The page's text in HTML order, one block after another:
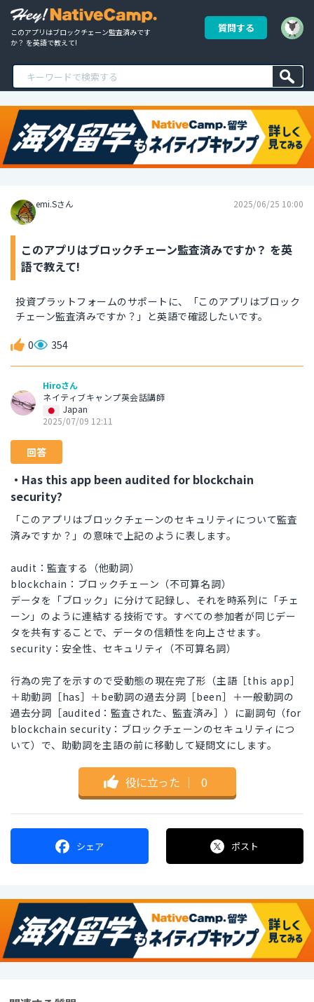
このアプリはブロックチェーン監査済みです
か？ を英語で教えて!
質問する
emi.Sさん 2025/06/25 10:00
このアプリはブロックチェーン監査済みですか？ を英
語で教えて!
投資プラットフォームのサポートに、「このアプリはブロック
チェーン監査済みですか？」と英語で確認したいです。
0 354
Hiroさん
ネイティブキャンプ英会話講師
Japan
2025/07/09 12:11
回答
・Has this app been audited for blockchain
security?
「このアプリはブロックチェーンのセキュリティについて監査
済みですか？」の意味で上記のように表します。
audit：監査する（他動詞）
blockchain：ブロックチェーン（不可算名詞）
データを「ブロック」に分けて記録し、それを時系列に「チェ
ーン」のように連結する技術です。すべての参加者が同じデー
タを共有することで、データの信頼性を向上させます。
security：安全性、セキュリティ（不可算名詞）
行為の完了を示すので受動態の現在完了形（主語［this app］
＋助動詞［has］＋be動詞の過去分詞［been］＋一般動詞の
過去分詞［audited：監査された、監査済み］）に副詞句（for
blockchain security：ブロックチェーンのセキュリティにつ
いて）で、助動詞を主語の前に移動して疑問文にします。
役に立った ｜ 0
シェア ポスト